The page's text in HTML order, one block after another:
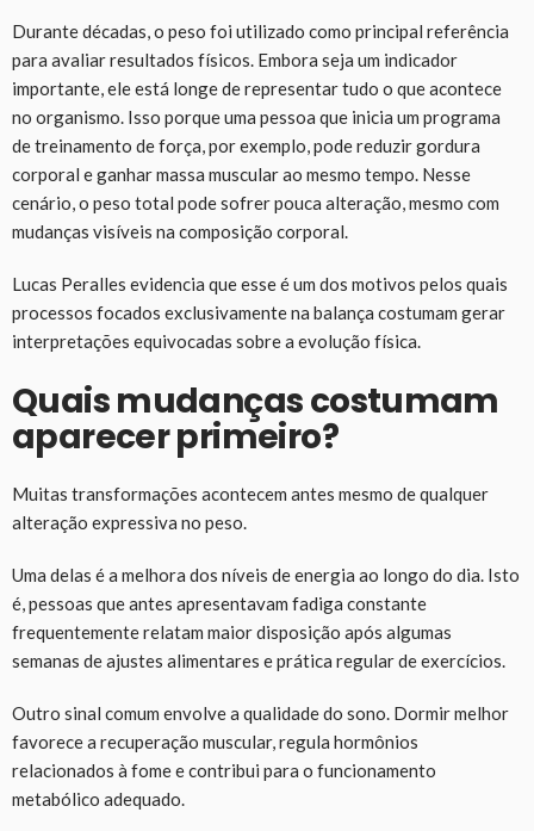
Durante décadas, o peso foi utilizado como principal referência
para avaliar resultados físicos. Embora seja um indicador
importante, ele está longe de representar tudo o que acontece
no organismo. Isso porque uma pessoa que inicia um programa
de treinamento de força, por exemplo, pode reduzir gordura
corporal e ganhar massa muscular ao mesmo tempo. Nesse
cenário, o peso total pode sofrer pouca alteração, mesmo com
mudanças visíveis na composição corporal.
Lucas Peralles evidencia que esse é um dos motivos pelos quais
processos focados exclusivamente na balança costumam gerar
interpretações equivocadas sobre a evolução física.
Quais mudanças costumam
aparecer primeiro?
Muitas transformações acontecem antes mesmo de qualquer
alteração expressiva no peso.
Uma delas é a melhora dos níveis de energia ao longo do dia. Isto
é, pessoas que antes apresentavam fadiga constante
frequentemente relatam maior disposição após algumas
semanas de ajustes alimentares e prática regular de exercícios.
Outro sinal comum envolve a qualidade do sono. Dormir melhor
favorece a recuperação muscular, regula hormônios
relacionados à fome e contribui para o funcionamento
metabólico adequado.